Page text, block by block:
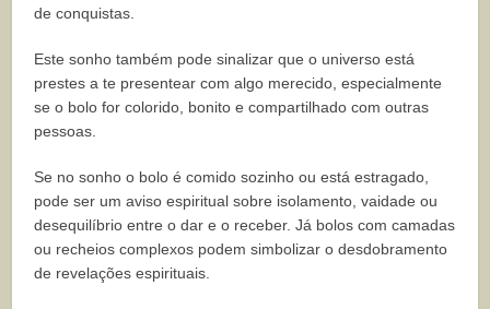
de conquistas.
Este sonho também pode sinalizar que o universo está
prestes a te presentear com algo merecido, especialmente
se o bolo for colorido, bonito e compartilhado com outras
pessoas.
Se no sonho o bolo é comido sozinho ou está estragado,
pode ser um aviso espiritual sobre isolamento, vaidade ou
desequilíbrio entre o dar e o receber. Já bolos com camadas
ou recheios complexos podem simbolizar o desdobramento
de revelações espirituais.